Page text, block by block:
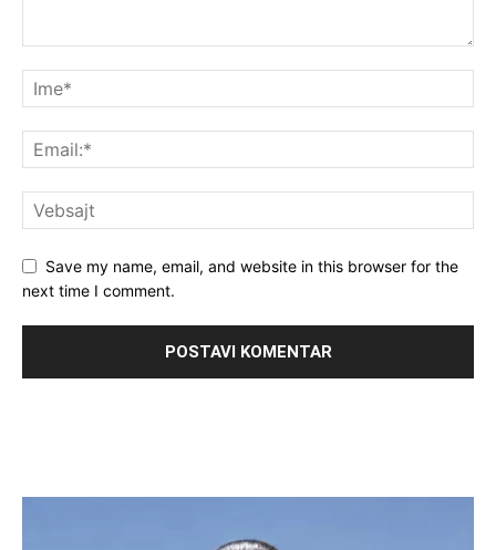
Save my name, email, and website in this browser for the
next time I comment.